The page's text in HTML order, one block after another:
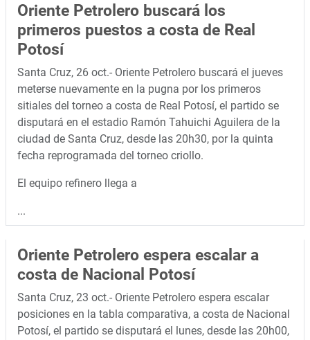
Oriente Petrolero buscará los
primeros puestos a costa de Real
Potosí
Santa Cruz, 26 oct.- Oriente Petrolero buscará el jueves
meterse nuevamente en la pugna por los primeros
sitiales del torneo a costa de Real Potosí, el partido se
disputará en el estadio Ramón Tahuichi Aguilera de la
ciudad de Santa Cruz, desde las 20h30, por la quinta
fecha reprogramada del torneo criollo.
El equipo refinero llega a
...
Oriente Petrolero espera escalar a
costa de Nacional Potosí
Santa Cruz, 23 oct.- Oriente Petrolero espera escalar
posiciones en la tabla comparativa, a costa de Nacional
Potosí, el partido se disputará el lunes, desde las 20h00,